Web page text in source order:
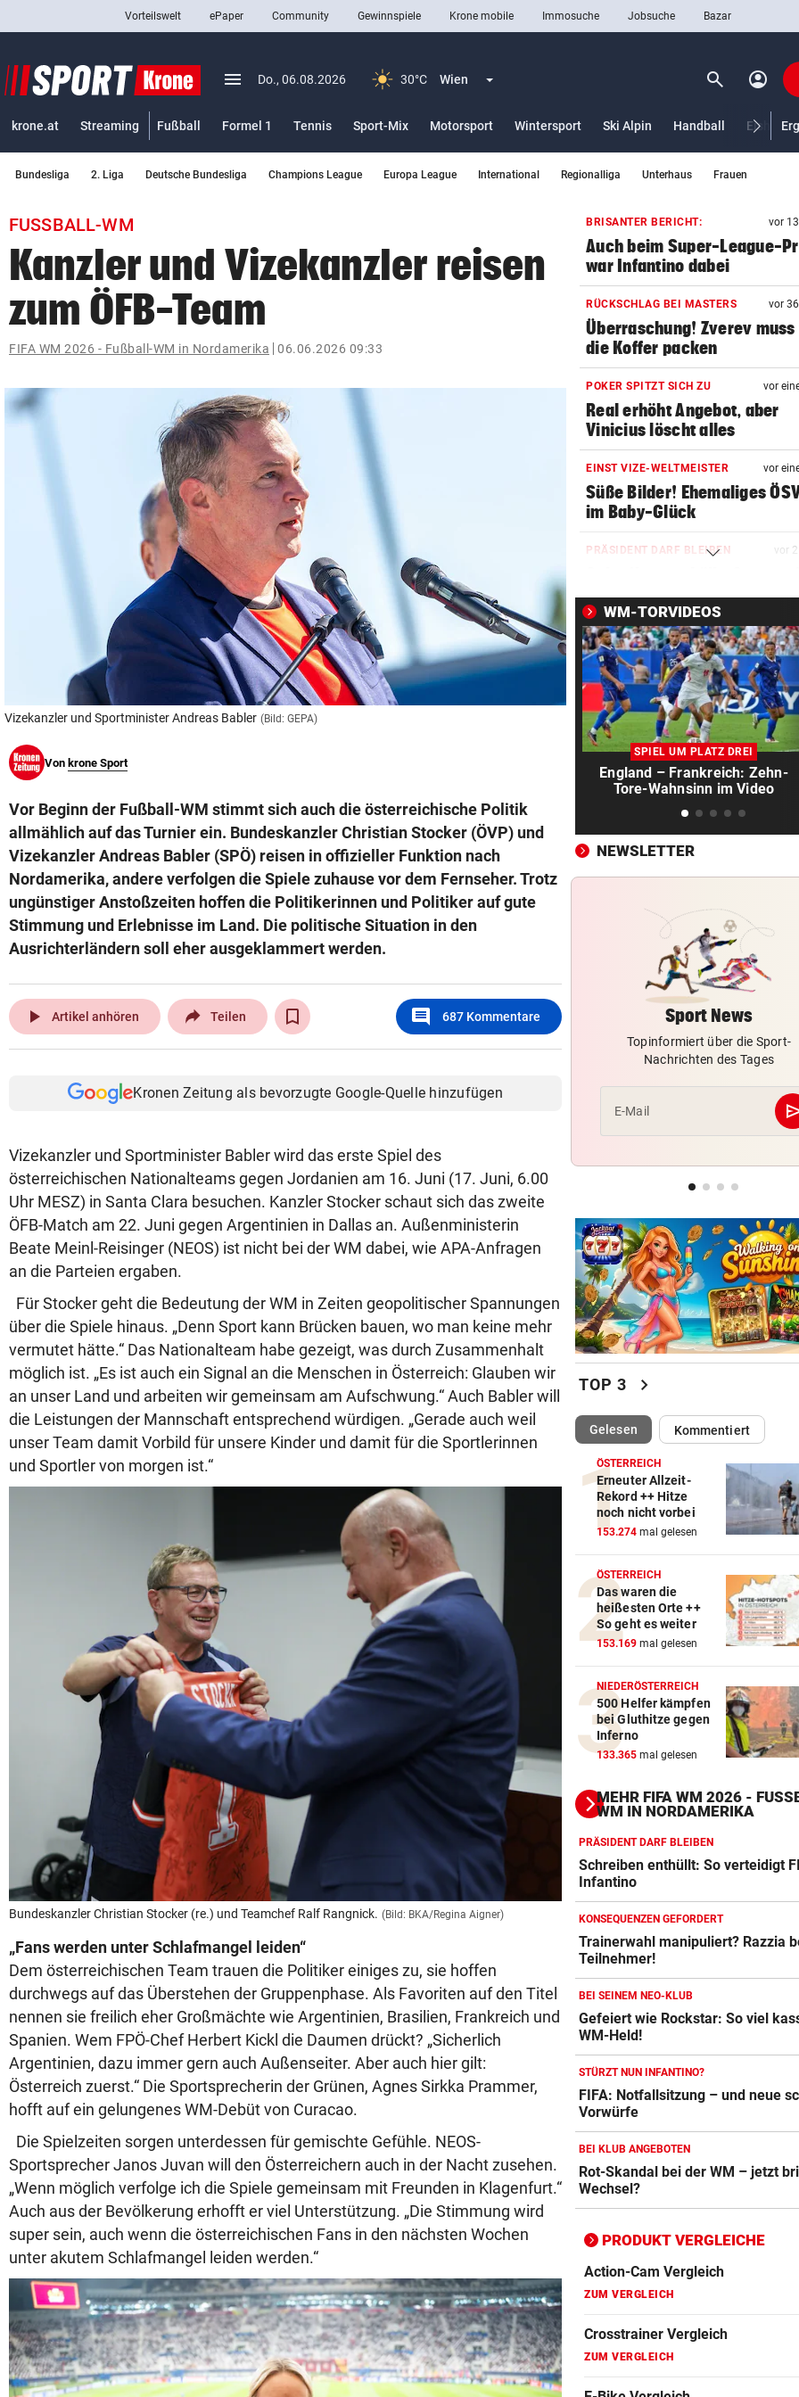
closeSchließen
Abonnieren
bookmark
Suchbegriff
eingeben
© Krone Multimedia GmbH & Co KG 2026
Muthgasse 2, 1190 Wien
Vorteilswelt ePaper Community Gewinnspiele Krone mobile Immosuche Jobsuche Bazar
menu Menü aufklappen
Do., 06.08.2026 30°C Wien Menü aufklappen search Suchen
account_circle
krone.at Streaming Fußball Formel 1 Tennis Sport-Mix Motorsport Wintersport Ski Alpin Handball
Bundesliga 2. Liga Deutsche Bundesliga Champions League Europa League International Regionalliga Unterhaus Frauen
FUSSBALL-WM
Kanzler und Vizekanzler reisen
zum ÖFB-Team
FIFA WM 2026 - Fußball-WM in Nordamerika 06.06.2026 09:33
Vizekanzler und Sportminister Andreas Babler (Bild: GEPA)
Von krone Sport
Vor Beginn der Fußball-WM stimmt sich auch die österreichische Politik
allmählich auf das Turnier ein. Bundeskanzler Christian Stocker (ÖVP) und
Vizekanzler Andreas Babler (SPÖ) reisen in offizieller Funktion nach
Nordamerika, andere verfolgen die Spiele zuhause vor dem Fernseher. Trotz
ungünstiger Anstoßzeiten hoffen die Politikerinnen und Politiker auf gute
Stimmung und Erlebnisse im Land. Die politische Situation in den
Ausrichterländern soll eher ausgeklammert werden.
play_arrow Artikel anhören Teilen comment 687 Kommentare
Kronen Zeitung als bevorzugte Google-Quelle hinzufügen
Vizekanzler und Sportminister Babler wird das erste Spiel des
österreichischen Nationalteams gegen Jordanien am 16. Juni (17. Juni, 6.00
Uhr MESZ) in Santa Clara besuchen. Kanzler Stocker schaut sich das zweite
ÖFB-Match am 22. Juni gegen Argentinien in Dallas an. Außenministerin
Beate Meinl-Reisinger (NEOS) ist nicht bei der WM dabei, wie APA-Anfragen
an die Parteien ergaben.
Für Stocker geht die Bedeutung der WM in Zeiten geopolitischer Spannungen
über die Spiele hinaus. „Denn Sport kann Brücken bauen, wo man keine mehr
vermutet hätte.“ Das Nationalteam habe gezeigt, was durch Zusammenhalt
möglich ist. „Es ist auch ein Signal an die Menschen in Österreich: Glauben wir
an unser Land und arbeiten wir gemeinsam am Aufschwung.“ Auch Babler will
die Leistungen der Mannschaft entsprechend würdigen. „Gerade auch weil
unser Team damit Vorbild für unsere Kinder und damit für die Sportlerinnen
und Sportler von morgen ist.“
Bundeskanzler Christian Stocker (re.) und Teamchef Ralf Rangnick. (Bild: BKA/Regina Aigner)
„Fans werden unter Schlafmangel leiden“
Dem österreichischen Team trauen die Politiker einiges zu, sie hoffen
durchwegs auf das Überstehen der Gruppenphase. Als Favoriten auf den Titel
nennen sie freilich eher Großmächte wie Argentinien, Brasilien, Frankreich und
Spanien. Wem FPÖ-Chef Herbert Kickl die Daumen drückt? „Sicherlich
Argentinien, dazu immer gern auch Außenseiter. Aber auch hier gilt:
Österreich zuerst.“ Die Sportsprecherin der Grünen, Agnes Sirkka Prammer,
hofft auf ein gelungenes WM-Debüt von Curacao.
Die Spielzeiten sorgen unterdessen für gemischte Gefühle. NEOS-
Sportsprecher Janos Juvan will den Österreichern auch in der Nacht zusehen.
„Wenn möglich verfolge ich die Spiele gemeinsam mit Freunden in Klagenfurt.“
Auch aus der Bevölkerung erhofft er viel Unterstützung. „Die Stimmung wird
super sein, auch wenn die österreichischen Fans in den nächsten Wochen
unter akutem Schlafmangel leiden werden.“
BRISANTER BERICHT: vor
Auch beim Super-League-
war Infantino dabei
RÜCKSCHLAG BEI MASTERS vor
Überraschung! Zverev
die Koffer packen
POKER SPITZT SICH ZU vor
Real erhöht Angebot, aber
Vinicius löscht alles
EINST VIZE-WELTMEISTER vor
Süße Bilder! Ehemaliges
im Baby-Glück
PRÄSIDENT DARF BLEIBEN vor
FIFA Infantino
KONSEQUENZEN GEFORDERT vor
Trainerwahl manipuliert?
bei WM-Teilnehmer!
BEI SEINEM NEO-KLUB vor 2
Gefeiert wie Rockstar: So viel
kassiert WM-Held!
ASLY NACH ASIEN CUP
Iranische Spielerinnen in
Australien eingebürgert
NOLDE VERLIERT GELB vor
drei auf der Lauer
ÖFB-KICKER ALS ERSATZ
In Saalfelden erwartet! Ilzer-
vor RB-Wechsel
WM-TORVIDEOS
SPIEL UM PLATZ DREI
England – Frankreich: Zehn-
Tore-Wahnsinn im Video
NEWSLETTER
Sport News
Topinformiert über die Sport-
Nachrichten des Tages
E-Mail
TOP 3 chevron_right
Gelesen(ausgewählt)Kommentiert
ÖSTERREICH
Erneuter Allzeit-
Rekord ++ Hitze
noch nicht vorbei
153.274 mal gelesen
ÖSTERREICH
Das waren die
heißesten Orte ++
So geht es weiter
153.169 mal gelesen
NIEDERÖSTERREICH
500 Helfer kämpfen
bei Gluthitze gegen
Inferno
133.365 mal gelesen
MEHR FIFA WM 2026 -
M IN NORDAMERIKA
PRÄSIDENT DARF BLEIBEN
Schreiben enthüllt: So verteidigt
Infantino
KONSEQUENZEN GEFORDERT
Trainerwahl manipuliert? Razzia
Teilnehmer!
BEI SEINEM NEO-KLUB
Gefeiert wie Rockstar: So viel
WM-Held!
STÜRZT NUN INFANTINO?
FIFA: Notfallsitzung – und neue
Vorwürfe
BEI KLUB ANGEBOTEN
Rot-Skandal bei der WM – jetzt
Wechsel?
PRODUKT VERGLEICHE
Action-Cam Vergleich
ZUM VERGLEICH
Crosstrainer Vergleich
ZUM VERGLEICH
ZUM VERGLEICH
Elektro-Scooter Vergleich
ZUM VERGLEICH
Ergometer Vergleich
ZUM VERGLEICH
Fahrrad Test
ZUM VERGLEICH
Fahrradanhänger Vergleich
ZUM VERGLEICH